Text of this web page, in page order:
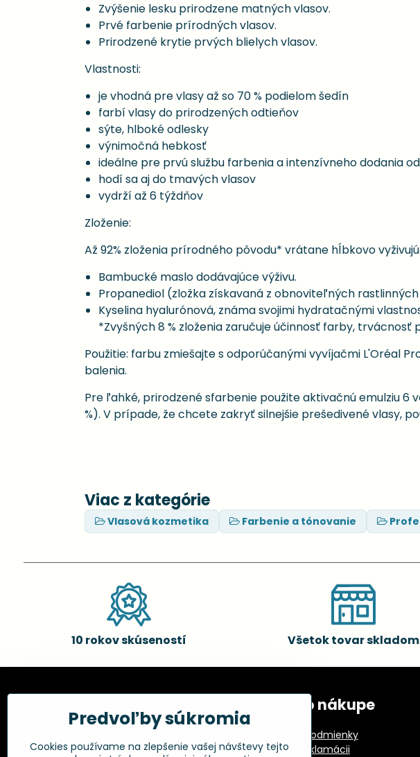
Zvýšenie lesku prirodzene matných vlasov.
Prvé farbenie prírodných vlasov.
Prirodzené krytie prvých blielych vlasov.
Vlastnosti:
je vhodná pre vlasy až so 70 % podielom šedín
farbí vlasy do prirodzených odtieňov
sýte, hlboké odlesky
výnimočná hebkosť
ideálne pre prvú službu farbenia a intenzívneho dodania
hodí sa aj do tmavých vlasov
vydrží až 6 týždňov
Zloženie:
Až 92% zloženia prírodného pôvodu* vrátane hĺbkovo
Bambucké maslo dodávajúce výživu.
Propanediol (zložka získavaná z obnoviteľných
Kyselina hyalurónová, známa svojimi hydratačnými
*Zvyšných 8 % zloženia zaručuje účinnosť farby, trvácnosť
Použitie: farbu zmiešajte s odporúčanými vyvíjačmi L'Oréal
balenia.
Pre ľahké, prirodzené sfarbenie použite aktivačnú emulziu 6
%). V prípade, že chcete zakryť silnejšie prešedivené vlasy,
Viac z kategórie
Vlasová kozmetika Farbenie a tónovanie
10 rokov skúseností Všetok tovar skladom
Kadernícke potreby, s.r.o.
Fakturačné údaje:
Kadernícke potreby, s.r.o.
Všetko o nákupe
Obchodné podmienky
Postup pri reklamácii
Predvoľby súkromia
Cookies používame na zlepšenie vašej návštevy tejto